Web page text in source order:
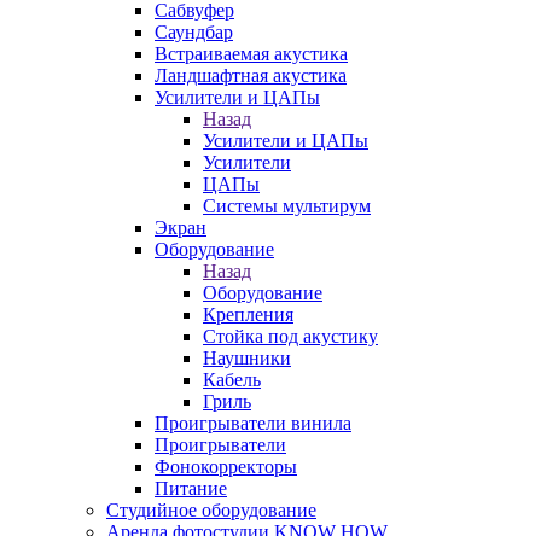
Сабвуфер
Саундбар
Встраиваемая акустика
Ландшафтная акустика
Усилители и ЦАПы
Назад
Усилители и ЦАПы
Усилители
ЦАПы
Системы мультирум
Экран
Оборудование
Назад
Оборудование
Крепления
Стойка под акустику
Наушники
Кабель
Гриль
Проигрыватели винила
Проигрыватели
Фонокорректоры
Питание
Студийное оборудование
Аренда фотостудии KNOW HOW